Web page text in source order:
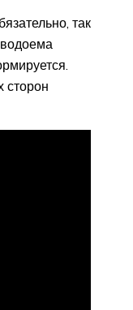
так
сторон